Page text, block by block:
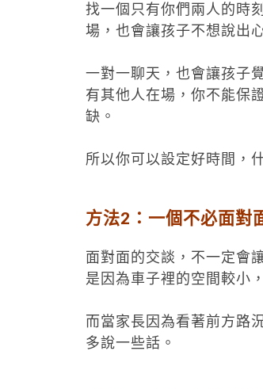
找一個只有你們兩人的時
場，也會讓孩子不想說出
一對一聊天，也會讓孩子
有其他人在場，你不能保
缺。
所以你可以設定好時間，
方法2：一個不必面對
面對面的交談，不一定會
是因為車子裡的空間較小
而當家長因為看著前方路
多說一些話。